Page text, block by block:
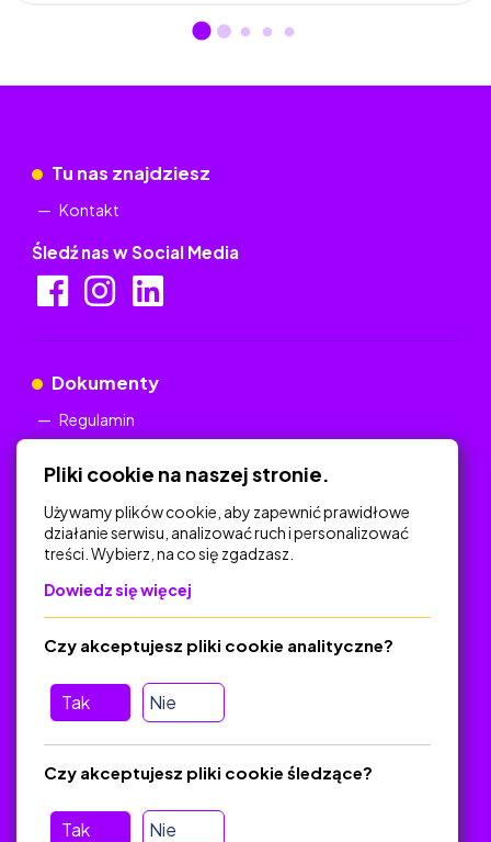
Tu nas znajdziesz
Kontakt
Śledź nas w Social Media
Dokumenty
Regulamin
Na skróty
Polityka Prywatności
Regulamin
O platformie
Baza materiałów dydaktycznych
Jak zostać autorem
FAQ
Pliki cookie na naszej stronie.
Używamy plików cookie, aby zapewnić prawidłowe
działanie serwisu, analizować ruch i personalizować
treści. Wybierz, na co się zgadzasz.
Dowiedz się więcej
Tak Nie
Czy akceptujesz pliki cookie analityczne?
Tak Nie
Czy akceptujesz pliki cookie śledzące?